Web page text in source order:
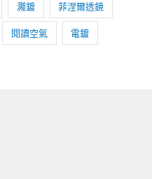
濺鍍 菲涅爾透鏡
閱讀空氣 電鍍